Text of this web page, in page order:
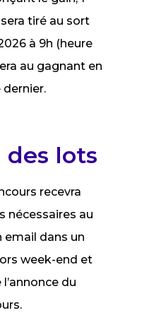
tiré au sort
à 9h (heure
au gagnant en
lots
recevra
nécessaires au
email dans un
week-end et
du